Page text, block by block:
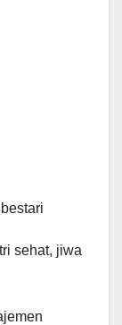
sehat, jiwa